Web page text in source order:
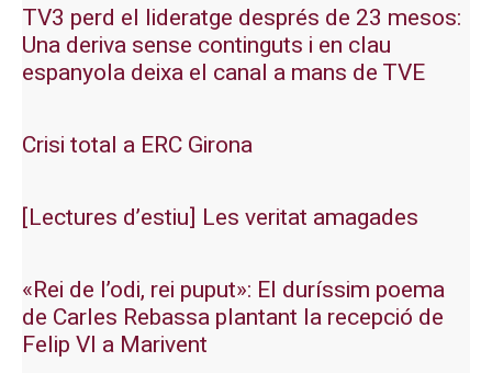
TV3 perd el lideratge després de 23 mesos:
Una deriva sense continguts i en clau
espanyola deixa el canal a mans de TVE
Crisi total a ERC Girona
[Lectures d’estiu] Les veritat amagades
«Rei de l’odi, rei puput»: El duríssim poema
de Carles Rebassa plantant la recepció de
Felip VI a Marivent